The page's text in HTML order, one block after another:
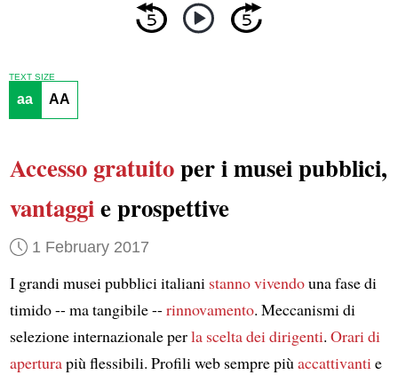
TEXT SIZE
aa AA
Accesso gratuitoper i musei pubblici,
vantaggie prospettive
1 February 2017
I grandi musei pubblici italiani stanno vivendouna fase di
timido -- ma tangibile -- rinnovamento. Meccanismi di
selezione internazionale perla scelta dei dirigenti. Orari di
aperturapiù flessibili. Profili web sempre piùaccattivantie